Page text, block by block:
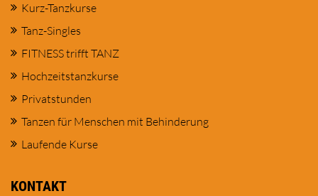
Kurz-Tanzkurse
Tanz-Singles
FITNESS trifft TANZ
Hochzeitstanzkurse
Privatstunden
Tanzen für Menschen mit Behinderung
Laufende Kurse
KONTAKT